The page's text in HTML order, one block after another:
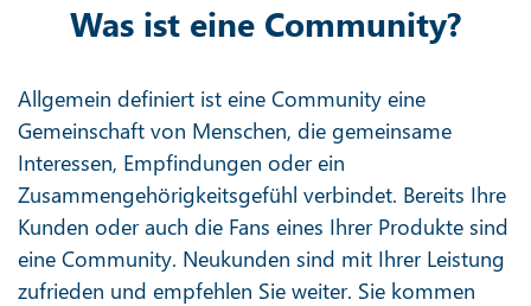
Was ist eine Community?
Allgemein definiert ist eine Community eine
Gemeinschaft von Menschen, die gemeinsame
Interessen, Empfindungen oder ein
Zusammengehörigkeitsgefühl verbindet. Bereits Ihre
Kunden oder auch die Fans eines Ihrer Produkte sind
eine Community. Neukunden sind mit Ihrer Leistung
zufrieden und empfehlen Sie weiter. Sie kommen